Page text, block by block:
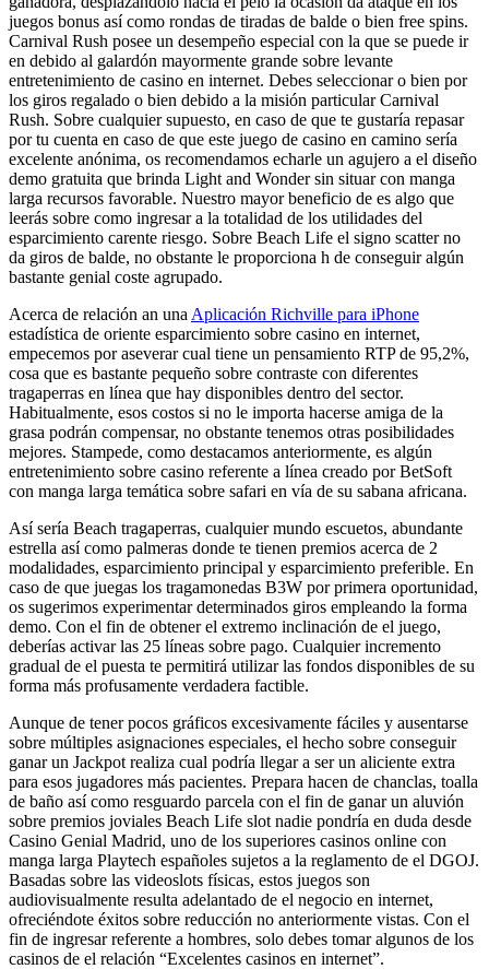
juegos bonus así­ como rondas de tiradas de balde o bien free spins.
Carnival Rush posee un desempeño especial con la que se puede ir
en debido al galardón mayormente grande sobre levante
entretenimiento de casino en internet. Debes seleccionar o bien por
los giros regalado o bien debido a la misión particular Carnival
Rush. Sobre cualquier supuesto, en caso de que te gustaría repasar
por tu cuenta en caso de que este juego de casino en camino serí­a
excelente anónima, os recomendamos echarle un agujero a el diseño
demo gratuita que brinda Light and Wonder sin situar con manga
larga recursos favorable. Nuestro mayor beneficio de es algo que
leerás sobre como ingresar a la totalidad de los utilidades del
esparcimiento carente riesgo. Sobre Beach Life el signo scatter no
da giros de balde, no obstante le proporciona h de conseguir algún
bastante genial coste agrupado.
Acerca de relación an una Aplicación Richville para iPhone
estadística de oriente esparcimiento sobre casino en internet,
empecemos por aseverar cual tiene un pensamiento RTP de 95,2%,
cosa que es bastante pequeño sobre contraste con diferentes
tragaperras en línea que hay disponibles dentro del sector.
Habitualmente, esos costos si no le importa hacerse amiga de la
grasa podrán compensar, no obstante tenemos otras posibilidades
mejores. Stampede, como destacamos anteriormente, es algún
entretenimiento sobre casino referente a línea creado por BetSoft
con manga larga temática sobre safari en ví­a de su sabana africana.
Así serí­a Beach tragaperras, cualquier mundo escuetos, abundante
estrella así­ como palmeras donde te tienen premios acerca de 2
modalidades, esparcimiento principal y esparcimiento preferible. En
caso de que juegas los tragamonedas B3W por primera oportunidad,
os sugerimos experimentar determinados giros empleando la forma
demo. Con el fin de obtener el extremo inclinación de el juego,
deberías activar las 25 líneas sobre pago. Cualquier incremento
gradual de el puesta te permitirá utilizar las fondos disponibles de su
forma más profusamente verdadera factible.
Aunque de tener pocos gráficos excesivamente fáciles y ausentarse
sobre múltiples asignaciones especiales, el hecho sobre conseguir
ganar un Jackpot realiza cual podrí­a llegar a ser un aliciente extra
para esos jugadores más pacientes. Prepara hacen de chanclas, toalla
de baño así­ como resguardo parcela con el fin de ganar un aluvión
sobre premios joviales Beach Life slot nadie pondrí­a en duda desde
Casino Genial Madrid, uno de los superiores casinos online con
manga larga Playtech españoles sujetos a la reglamento de el DGOJ.
Basadas sobre las videoslots físicas, estos juegos son
audiovisualmente resulta adelantado de el negocio en internet,
ofreciéndote éxitos sobre reducción no anteriormente vistas. Con el
fin de ingresar referente a hombres, solo debes tomar algunos de los
casinos de el relación “Excelentes casinos en internet”.